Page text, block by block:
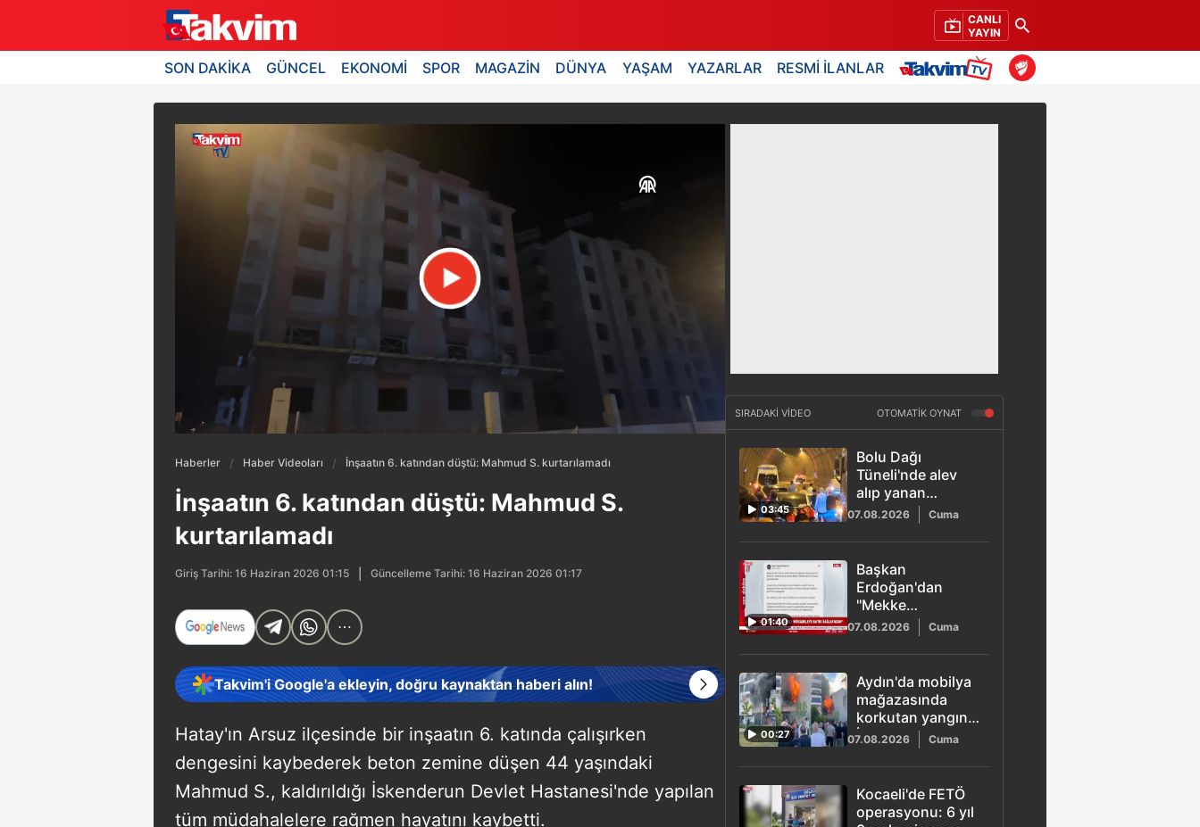
CANLI
YAYIN
SON DAKİKA GÜNCEL EKONOMİ SPOR MAGAZİN DÜNYA YAŞAM YAZARLAR RESMİ İLANLAR
Haberler Haber Videoları İnşaatın 6. katından düştü: Mahmud S. kurtarılamadı
İnşaatın 6. katından düştü: Mahmud S.
kurtarılamadı
Giriş Tarihi: 16 Haziran 2026 01:15 Güncelleme Tarihi: 16 Haziran 2026 01:17
Takvim'i Google'a ekleyin, doğru kaynaktan haberi alın!
Hatay'ın Arsuz ilçesinde bir inşaatın 6. katında çalışırken
dengesini kaybederek beton zemine düşen 44 yaşındaki
Mahmud S., kaldırıldığı İskenderun Devlet Hastanesi'nde yapılan
tüm müdahalelere rağmen hayatını kaybetti.
SIRADAKİ VİDEO OTOMATİK OYNAT
03:45
Bolu Dağı
Tüneli'nde alev
alıp yanan
otomobil yolu
ulaşıma kapattı
07.08.2026 Cuma
01:40
Başkan
Erdoğan'dan
''Mekke
Anlaşması''
açıklaması
07.08.2026 Cuma
00:27
Aydın'da mobilya
mağazasında
korkutan yangın:
İtfaiye ekipleri 2
saatte kontrol
altına aldı
07.08.2026 Cuma
Kocaeli'de FETÖ
operasyonu: 6 yıl